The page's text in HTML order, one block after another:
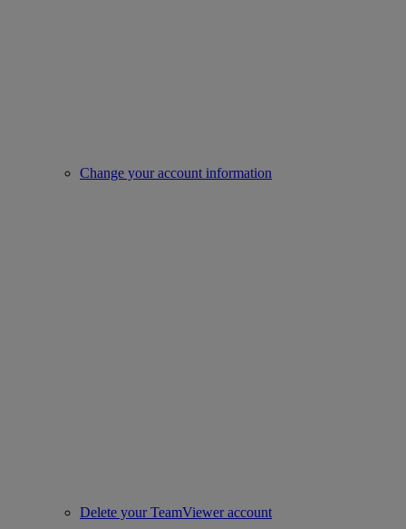
Change your account information
Delete your TeamViewer account